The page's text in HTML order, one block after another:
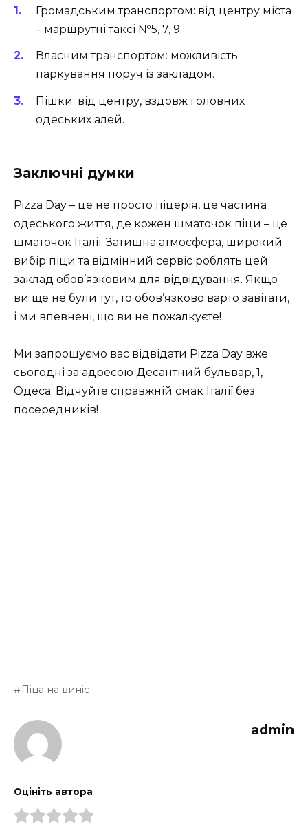
Громадським транспортом: від центру міста
– маршрутні таксі №5, 7, 9.
Власним транспортом: можливість
паркування поруч із закладом.
Пішки: від центру, вздовж головних
одеських алей.
Заключні думки
Pizza Day – це не просто піцерія, це частина
одеського життя, де кожен шматочок піци – це
шматочок Італії. Затишна атмосфера, широкий
вибір піци та відмінний сервіс роблять цей
заклад обов’язковим для відвідування. Якщо
ви ще не були тут, то обов’язково варто завітати,
і ми впевнені, що ви не пожалкуєте!
Ми запрошуємо вас відвідати Pizza Day вже
сьогодні за адресою Десантний бульвар, 1,
Одеса. Відчуйте справжній смак Італії без
посередників!
Піца на виніс
admin
Оцініть автора